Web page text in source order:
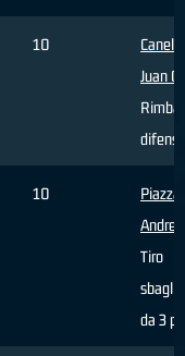
10
Canelo
Juan
10
Piazza
Andrea
Tiro
da 3